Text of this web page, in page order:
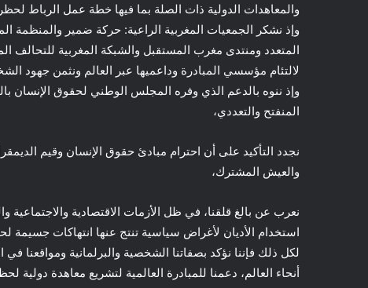
والمعاهدات الدولية ذات الصلة بما فيها خطة عمل الرباط
وإذ نشكر الجمعيات المغربية الراعية: حركة ضمير والمنظمة
المتعدد ومنتدى مغرب المستقبل والشبكة المغربية
لالتئام مؤسسي المبادرة وداعميها عبر العالم ونثمن جهود
وإذ ننوه بالدعم الذي وفره المجلس الوطني لحقوق الإنسان
المنفتح والتعددي،
نجدد التأكيد على أن احترام مبادئ حقوق الإنسان وقيم
والعيش المشترك،
نعرب عن بالغ قلقنا، في ظل الأزمات الاقتصادية والاجتماعية
استخدام الأديان لأغراض سياسية تنتج عنها انتهاكات جسيمة
لكل ذلك فإننا نؤكد بصفاتنا الشخصية والبرلمانية
أنحاء العالم، دعمنا للمبادرة العالمية لتشريع معاهدة دولية